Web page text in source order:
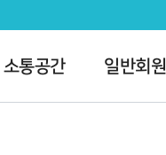
소통공간 일반회원